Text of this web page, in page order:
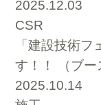
2025.12.03
CSR
「建設技術
す！！ （ブ
2025.10.14